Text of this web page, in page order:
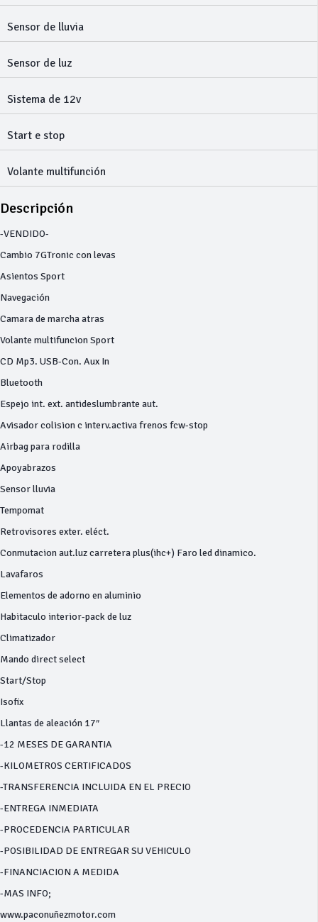
Sensor de lluvia
Sensor de luz
Sistema de 12v
Start e stop
Volante multifunción
Descripción
-VENDIDO-
Cambio 7GTronic con levas
Asientos Sport
Navegación
Camara de marcha atras
Volante multifuncion Sport
CD Mp3. USB-Con. Aux In
Bluetooth
Espejo int. ext. antideslumbrante aut.
Avisador colision c interv.activa frenos fcw-stop
Airbag para rodilla
Apoyabrazos
Sensor lluvia
Tempomat
Retrovisores exter. eléct.
Conmutacion aut.luz carretera plus(ihc+) Faro led dinamico.
Lavafaros
Elementos de adorno en aluminio
Habitaculo interior-pack de luz
Climatizador
Mando direct select
Start/Stop
Isofix
Llantas de aleación 17″
-12 MESES DE GARANTIA
-KILOMETROS CERTIFICADOS
-TRANSFERENCIA INCLUIDA EN EL PRECIO
-ENTREGA INMEDIATA
-PROCEDENCIA PARTICULAR
-POSIBILIDAD DE ENTREGAR SU VEHICULO
-FINANCIACION A MEDIDA
-MAS INFO;
www.paconuñezmotor.com